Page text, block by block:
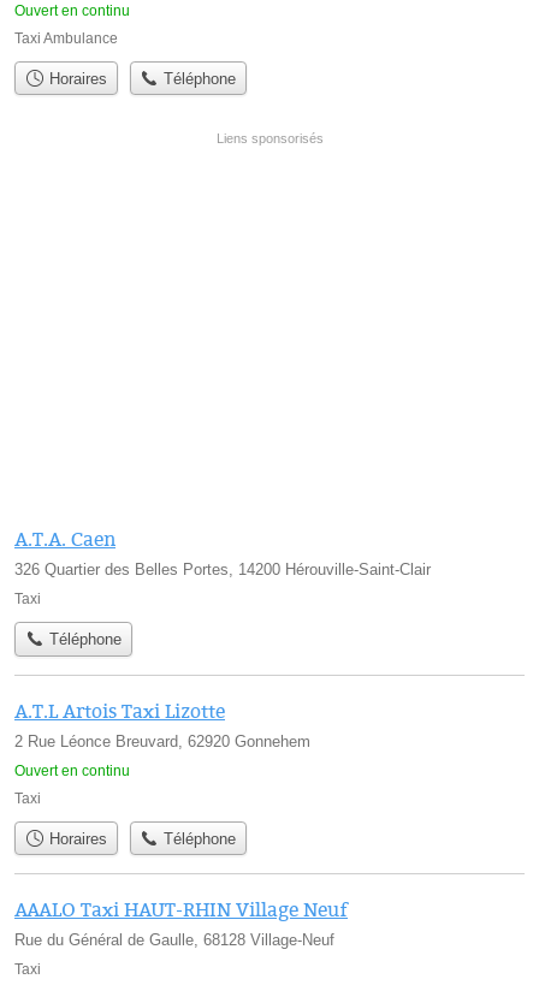
Ouvert en continu
Taxi Ambulance
Horaires Téléphone
A.T.A. Caen
326 Quartier des Belles Portes, 14200 Hérouville-Saint-Clair
Taxi
Téléphone
A.T.L Artois Taxi Lizotte
2 Rue Léonce Breuvard, 62920 Gonnehem
Ouvert en continu
Taxi
Horaires Téléphone
AAALO Taxi HAUT-RHIN Village Neuf
Rue du Général de Gaulle, 68128 Village-Neuf
Taxi